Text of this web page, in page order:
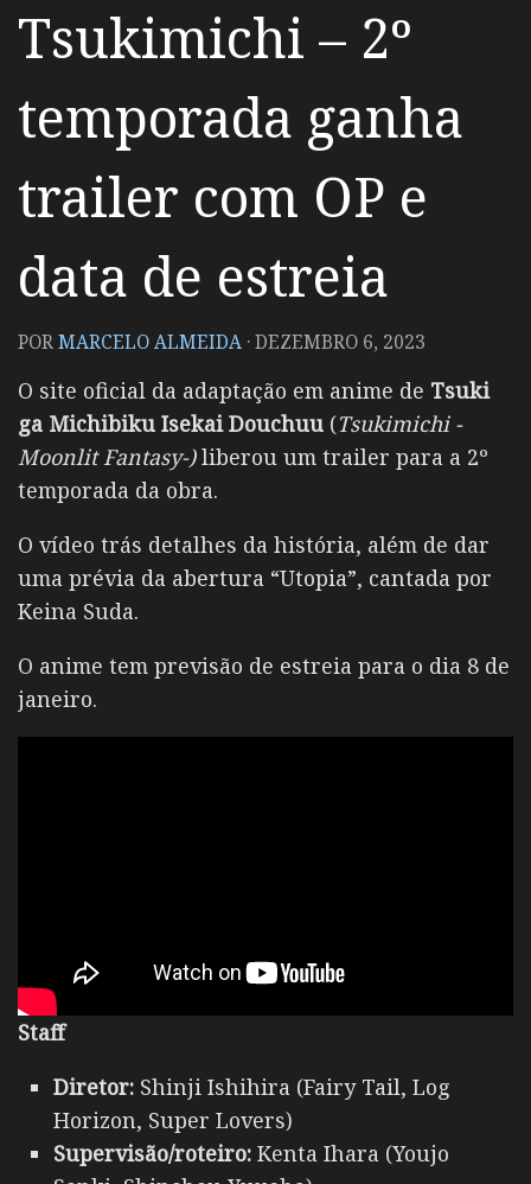
Tsukimichi – 2º
temporada ganha
trailer com OP e
data de estreia
PORMARCELO ALMEIDA ·DEZEMBRO 6, 2023
O site oficial da adaptação em anime de Tsuki
ga Michibiku Isekai Douchuu (Tsukimichi -
Moonlit Fantasy-)liberou um trailer para a 2º
temporada da obra.
O vídeo trás detalhes da história, além de dar
uma prévia da abertura “Utopia”, cantada por
Keina Suda.
O anime tem previsão de estreia para o dia 8 de
janeiro.
Staff
Diretor: Shinji Ishihira (Fairy Tail, Log
Horizon, Super Lovers)
Supervisão/roteiro: Kenta Ihara (Youjo